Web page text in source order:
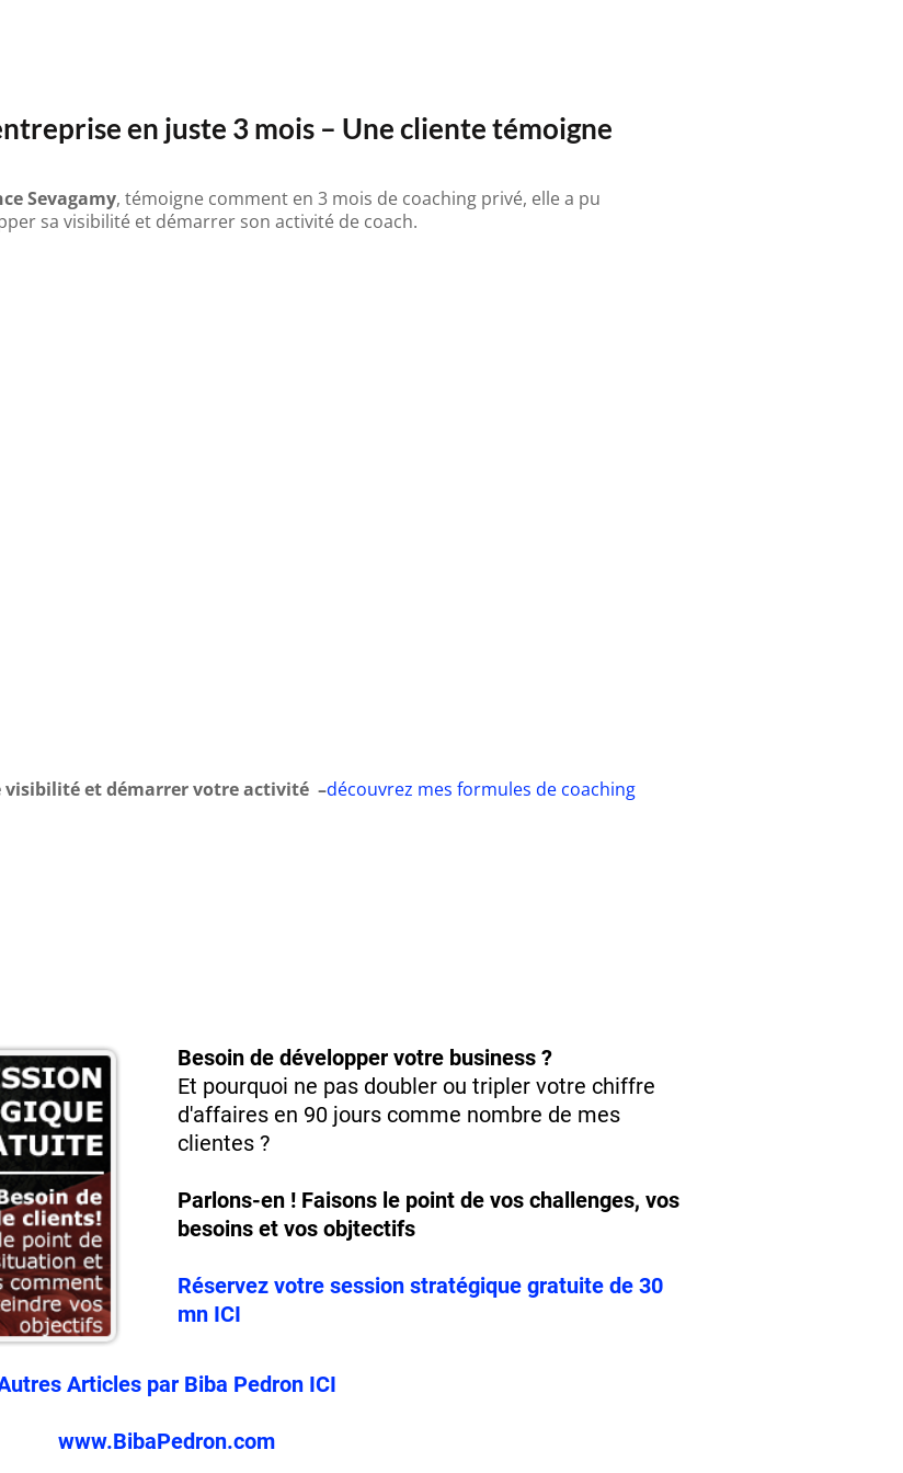
en juste 3 mois – Une cliente témoigne
Sevagamy, témoigne comment en 3 mois de coaching privé, elle a pu
sa visibilité et démarrer son activité de coach.
visibilité et démarrer votre activité –découvrez mes formules de coaching
Besoin de développer votre business ?
Et pourquoi ne pas doubler ou tripler votre chiffre
d'affaires en 90 jours comme nombre de mes
clientes ?
Parlons-en ! Faisons le point de vos challenges, vos
besoins et vos objtectifs
Réservez votre session stratégique gratuite de 30
mn ICI
Articles par Biba Pedron ICI
www.BibaPedron.com